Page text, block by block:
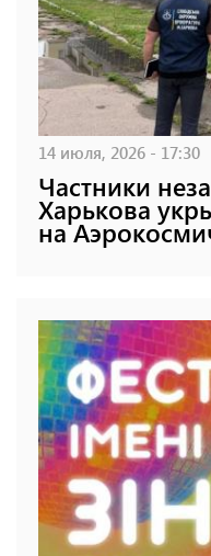
14 июля, 2026 - 17:30
Частники
Харькова
на